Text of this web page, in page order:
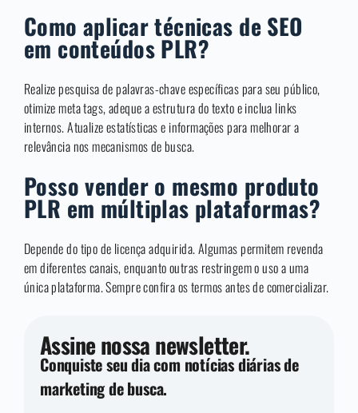
Como aplicar técnicas de SEO
em conteúdos PLR?
Realize pesquisa de palavras-chave específicas para seu público,
otimize meta tags, adeque a estrutura do texto e inclua links
internos. Atualize estatísticas e informações para melhorar a
relevância nos mecanismos de busca.
Posso vender o mesmo produto
PLR em múltiplas plataformas?
Depende do tipo de licença adquirida. Algumas permitem revenda
em diferentes canais, enquanto outras restringem o uso a uma
única plataforma. Sempre confira os termos antes de comercializar.
Assine nossa newsletter.
Conquiste seu dia com notícias diárias de
marketing de busca.